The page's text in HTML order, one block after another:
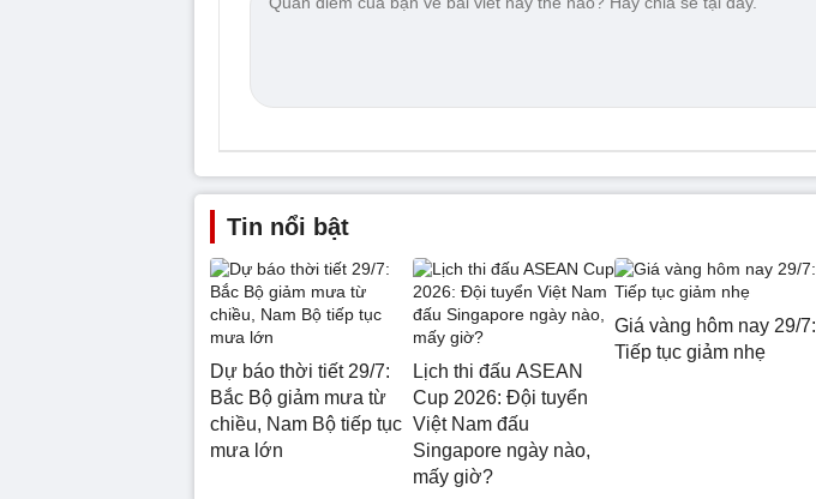
Tin nổi bật
Dự báo thời tiết 29/7:
Bắc Bộ giảm mưa từ
chiều, Nam Bộ tiếp tục
mưa lớn
Lịch thi đấu ASEAN
Cup 2026: Đội tuyển
Việt Nam đấu
Singapore ngày nào,
mấy giờ?
Giá vàng hôm nay 29/7:
Tiếp tục giảm nhẹ